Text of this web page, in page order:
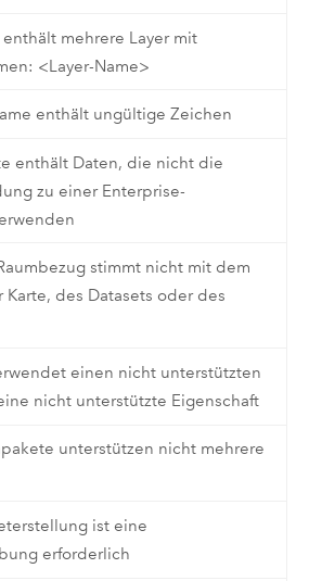
mehrere Layer mit
<Layer-Name>
enthält ungültige Zeichen
enthält Daten, die nicht die
zu einer Enterprise-
stimmt nicht mit dem
Karte, des Datasets oder des
einen nicht unterstützten
nicht unterstützte Eigenschaft
unterstützen nicht mehrere
ist eine
erforderlich